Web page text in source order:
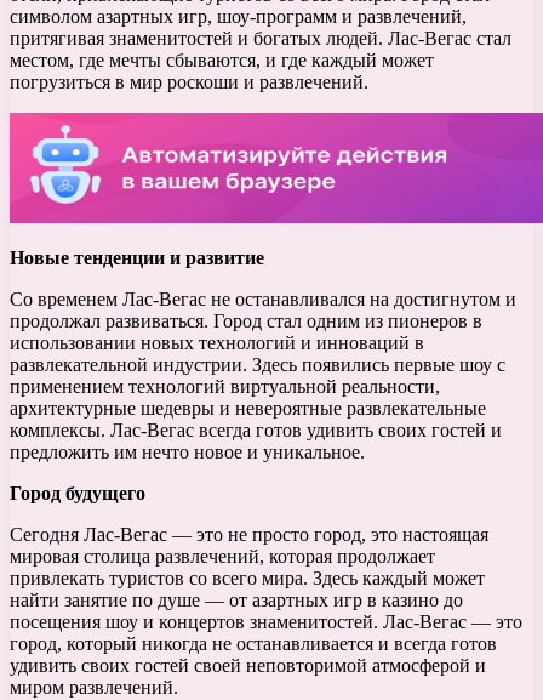
символом азартных игр, шоу-программ и развлечений,
притягивая знаменитостей и богатых людей. Лас-Вегас стал
местом, где мечты сбываются, и где каждый может
погрузиться в мир роскоши и развлечений.
Новые тенденции и развитие
Со временем Лас-Вегас не останавливался на достигнутом и
продолжал развиваться. Город стал одним из пионеров в
использовании новых технологий и инноваций в
развлекательной индустрии. Здесь появились первые шоу с
применением технологий виртуальной реальности,
архитектурные шедевры и невероятные развлекательные
комплексы. Лас-Вегас всегда готов удивить своих гостей и
предложить им нечто новое и уникальное.
Город будущего
Сегодня Лас-Вегас — это не просто город, это настоящая
мировая столица развлечений, которая продолжает
привлекать туристов со всего мира. Здесь каждый может
найти занятие по душе — от азартных игр в казино до
посещения шоу и концертов знаменитостей. Лас-Вегас — это
город, который никогда не останавливается и всегда готов
удивить своих гостей своей неповторимой атмосферой и
миром развлечений.